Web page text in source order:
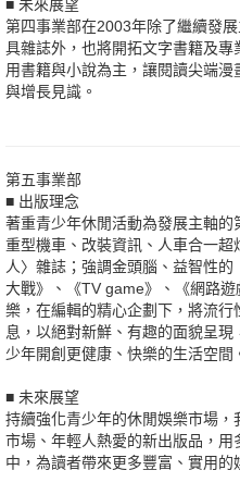
■ 未來展望
第四事業部在2003年除了繼續發
具雜誌外，也將開拓文字書籍及
用書籍與小說為主，讓閱讀尖端
與增長見識。
第五事業部
■ 出版理念
著重青少年休閒活動為發展主軸
重型機車、改裝資訊、人車合一
人〉雜誌；強調金頭腦、益智性
大戰》、《TV game》、《網路
樂，在編輯的精心企劃下，將流
息，以絕對新鮮、有趣的面貌呈
少年開創更健康、快樂的生活空間
■ 未來展望
持續強化青少年的休閒娛樂市場
市場、年輕人熱愛的新出版品，
中，為讀者帶來更多豐富、實用的